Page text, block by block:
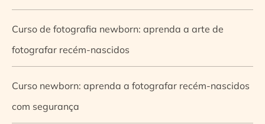
Curso de fotografia newborn: aprenda a arte de
fotografar recém-nascidos
Curso newborn: aprenda a fotografar recém-nascidos
com segurança